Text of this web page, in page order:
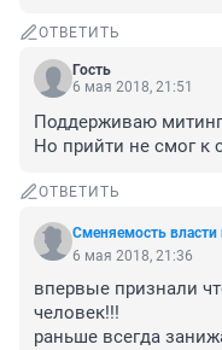
ОТВЕТИТЬ
Гость
6 мая 2018, 21:51
Поддерживаю
Но прийти не смог к
ОТВЕТИТЬ
Сменяемость
6 мая 2018, 21:36
впервые признали
человек!!!
раньше всегда